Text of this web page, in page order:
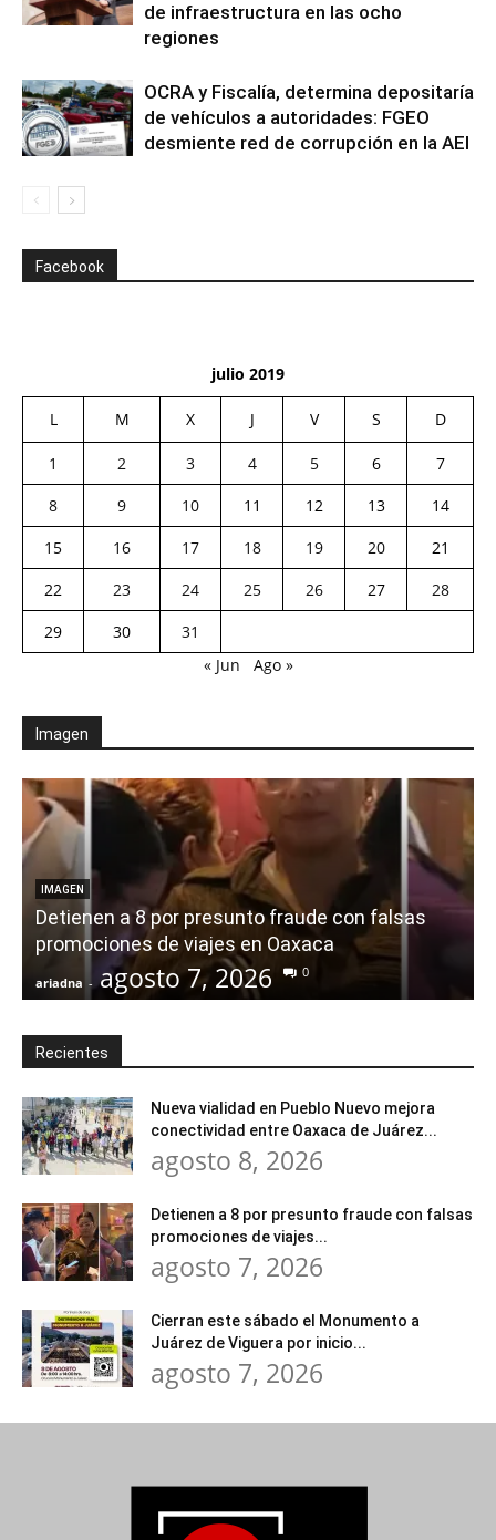
de infraestructura en las ocho
regiones
OCRA y Fiscalía, determina depositaría
de vehículos a autoridades: FGEO
desmiente red de corrupción en la AEI
Facebook
julio 2019
L M X J V S D
1 2 3 4 5 6
7
8
9 10 11 12 13
14
15
16 17 18 19 20
21
22
23 24 25 26 27
28
29
30
31
« Jun
Ago »
Imagen
IMAGEN
Detienen a 8 por presunto fraude con falsas
promociones de viajes en Oaxaca
ariadna - agosto 7, 2026 0
Recientes
Nueva vialidad en Pueblo Nuevo mejora
conectividad entre Oaxaca de Juárez...
agosto 8, 2026
Detienen a 8 por presunto fraude con falsas
promociones de viajes...
agosto 7, 2026
Cierran este sábado el Monumento a
Juárez de Viguera por inicio...
agosto 7, 2026